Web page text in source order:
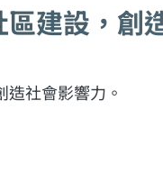
建設，創
社會影響力。